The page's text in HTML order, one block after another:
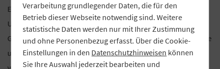
Ergänzung und stabilisierender Faktor in einem volatilen
Umfeld verstanden, nicht als Abkehr vom Heimatmarkt. Die
Generalversammlung machte deutlich, wie eng wirtschaftliche
und gesellschaftliche Fragen inzwischen miteinander
Verarbeitung grundlegender Daten, die für den
Betrieb dieser Webseite notwendig sind. Weitere
statistische Daten werden nur mit Ihrer Zustimmung
und ohne Personenbezug erfasst. Über die Cookie-
Einstellungen in den Datenschutzhinweisen können
Sie Ihre Auswahl jederzeit bearbeiten und